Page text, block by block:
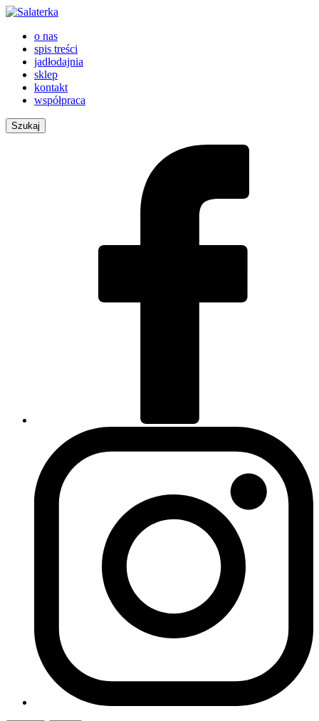
o nas
spis treści
jadłodajnia
sklep
kontakt
współpraca
Szukaj